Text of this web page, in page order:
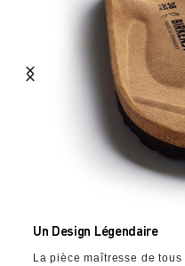
Un Design Légendaire
La pièce maîtresse de